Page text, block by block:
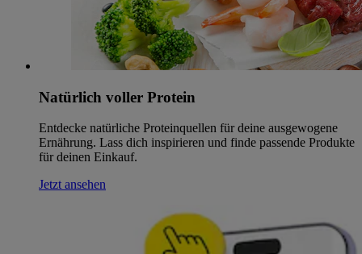
Natürlich voller Protein
Entdecke natürliche Proteinquellen für deine ausgewogene
Ernährung. Lass dich inspirieren und finde passende Produkte
für deinen Einkauf.
Jetzt ansehen